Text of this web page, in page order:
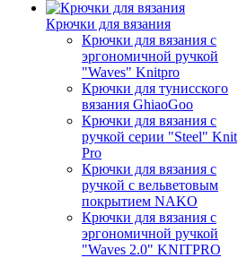
Крючки для вязания
Крючки для вязания с
эргономичной ручкой
"Waves" Knitpro
Крючки для тунисского
вязания GhiaoGoo
Крючки для вязания с
ручкой серии "Steel" Knit
Pro
Крючки для вязания с
ручкой с вельветовым
покрытием NAKO
Крючки для вязания с
эргономичной ручкой
"Waves 2.0" KNITPRO